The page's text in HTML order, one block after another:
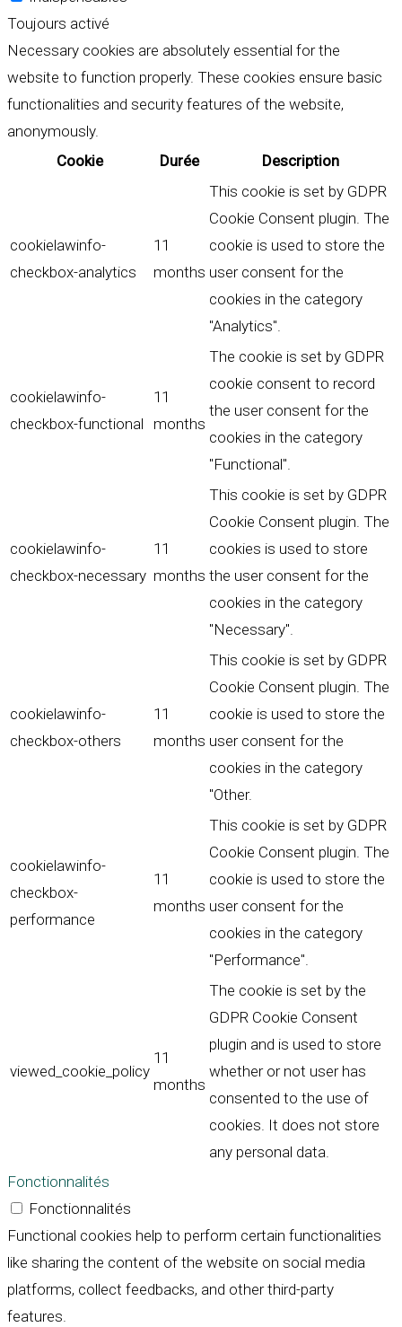
Toujours activé
Necessary cookies are absolutely essential for the
website to function properly. These cookies ensure basic
functionalities and security features of the website,
anonymously.
Cookie
Durée Description
cookielawinfo-
checkbox-analytics
11
months
This cookie is set by GDPR
Cookie Consent plugin. The
cookie is used to store the
user consent for the
cookies in the category
"Analytics".
cookielawinfo-
checkbox-functional
11
months
The cookie is set by GDPR
cookie consent to record
the user consent for the
cookies in the category
"Functional".
cookielawinfo-
checkbox-necessary
11
months
This cookie is set by GDPR
Cookie Consent plugin. The
cookies is used to store
the user consent for the
cookies in the category
"Necessary".
cookielawinfo-
checkbox-others
11
months
This cookie is set by GDPR
Cookie Consent plugin. The
cookie is used to store the
user consent for the
cookies in the category
"Other.
cookielawinfo-
checkbox-
performance
11
months
This cookie is set by GDPR
Cookie Consent plugin. The
cookie is used to store the
user consent for the
cookies in the category
"Performance".
viewed_cookie_policy
11
months
The cookie is set by the
GDPR Cookie Consent
plugin and is used to store
whether or not user has
consented to the use of
cookies. It does not store
any personal data.
Fonctionnalités
Fonctionnalités
Functional cookies help to perform certain functionalities
like sharing the content of the website on social media
platforms, collect feedbacks, and other third-party
features.